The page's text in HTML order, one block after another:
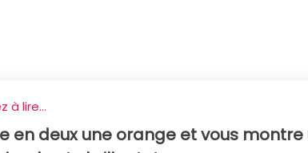
à lire...
en deux une orange et vous